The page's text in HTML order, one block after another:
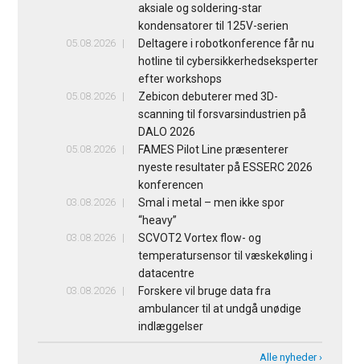
aksiale og soldering-star
kondensatorer til 125V-serien
05.08.2026
Deltagere i robotkonference får nu
hotline til cybersikkerhedseksperter
efter workshops
05.08.2026
Zebicon debuterer med 3D-
scanning til forsvarsindustrien på
DALO 2026
05.08.2026
FAMES Pilot Line præsenterer
nyeste resultater på ESSERC 2026
konferencen
03.08.2026
Smal i metal – men ikke spor
“heavy”
03.08.2026
SCVOT2 Vortex flow- og
temperatursensor til væskekøling i
datacentre
03.08.2026
Forskere vil bruge data fra
ambulancer til at undgå unødige
indlæggelser
Alle nyheder ›